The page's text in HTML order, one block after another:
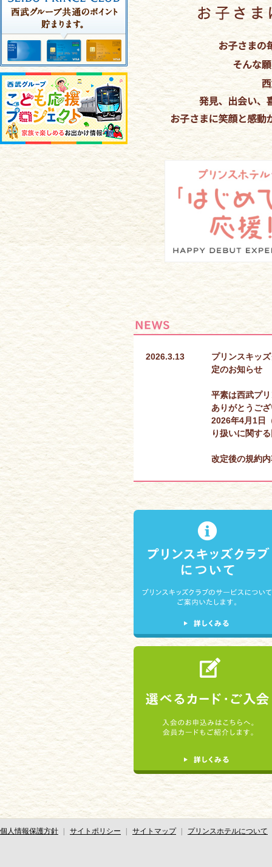
2026.3.13
プリンスキッ
定のお知らせ
平素は西武プ
ありがとうご
2026年4月1日
り扱いに関す
改定後の規約
個人情報保護方針 サイトポリシー サイトマップ プリンスホテルについて